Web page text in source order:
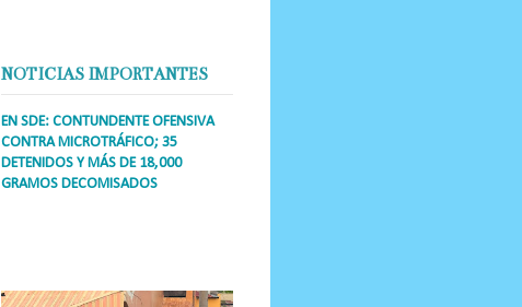
NOTICIAS IMPORTANTES
EN SDE: CONTUNDENTE OFENSIVA
CONTRA MICROTRÁFICO; 35
DETENIDOS Y MÁS DE 18,000
GRAMOS DECOMISADOS